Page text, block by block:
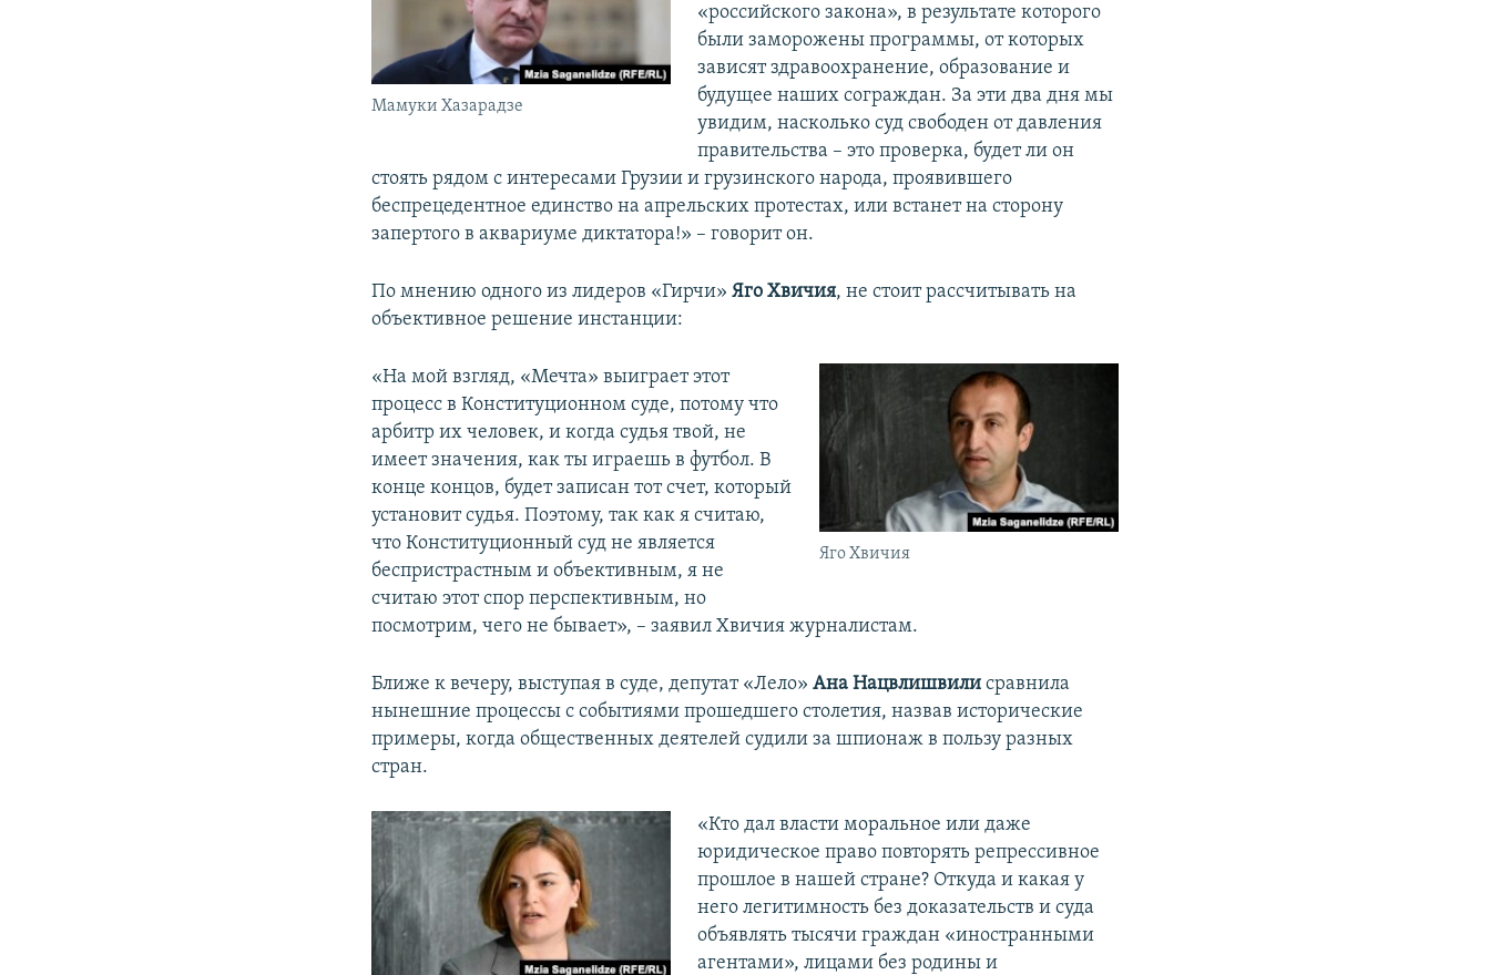
Мамуки Хазарадзе
«российского закона», в результате которого
были заморожены программы, от которых
зависят здравоохранение, образование и
будущее наших сограждан. За эти два дня мы
увидим, насколько суд свободен от давления
правительства – это проверка, будет ли он
стоять рядом с интересами Грузии и грузинского народа, проявившего
беспрецедентное единство на апрельских протестах, или встанет на сторону
запертого в аквариуме диктатора!» – говорит он.
По мнению одного из лидеров «Гирчи»Яго Хвичия, не стоит рассчитывать на
объективное решение инстанции:
Яго Хвичия
«На мой взгляд, «Мечта» выиграет этот
процесс в Конституционном суде, потому что
арбитр их человек, и когда судья твой, не
имеет значения, как ты играешь в футбол. В
конце концов, будет записан тот счет, который
установит судья. Поэтому, так как я считаю,
что Конституционный суд не является
беспристрастным и объективным, я не
считаю этот спор перспективным, но
посмотрим, чего не бывает», – заявил Хвичия журналистам.
Ближе к вечеру, выступая в суде, депутат «Лело»Ана Нацвлишвили сравнила
нынешние процессы с событиями прошедшего столетия, назвав исторические
примеры, когда общественных деятелей судили за шпионаж в пользу разных
стран.
«Кто дал власти моральное или даже
юридическое право повторять репрессивное
прошлое в нашей стране? Откуда и какая у
него легитимность без доказательств и суда
объявлять тысячи граждан «иностранными
агентами», лицами без родины и